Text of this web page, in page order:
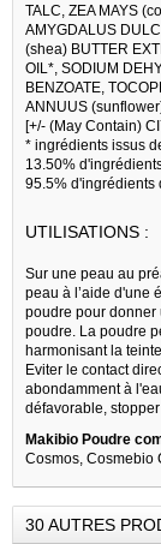
TALC, ZEA MAYS
AMYGDALUS
(shea) BUTTER
OIL*, SODIUM
BENZOATE,
ANNUUS
[+/- (May Contain)
* ingrédients issus
13.50%
95.5% d'ingrédients
UTILISATIONS :
Sur une peau au
peau à l’aide d'une
poudre pour donner
poudre. La poudre
harmonisant la
Eviter le contact
abondamment à
défavorable,
Makibio Poudre
Cosmos, Cosmebio
30 AUTRES